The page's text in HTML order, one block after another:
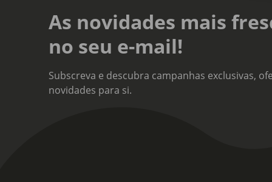
As novidades mais
no seu e-mail!
Subscreva e descubra campanhas exclusivas,
novidades para si.